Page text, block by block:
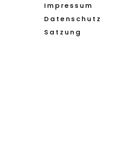
Impressum
Datenschutz
Satzung